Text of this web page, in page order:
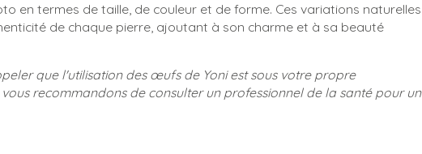
en termes de taille, de couleur et de forme. Ces variations naturelles
de chaque pierre, ajoutant à son charme et à sa beauté
que l'utilisation des œufs de Yoni est sous votre propre
recommandons de consulter un professionnel de la santé pour un